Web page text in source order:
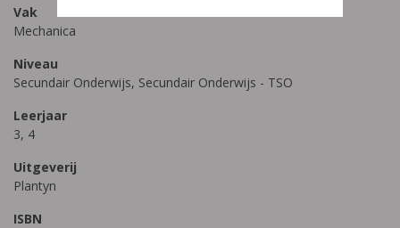
Vak
Mechanica
Niveau
Secundair Onderwijs, Secundair Onderwijs - TSO
Leerjaar
3, 4
Uitgeverij
Plantyn
ISBN